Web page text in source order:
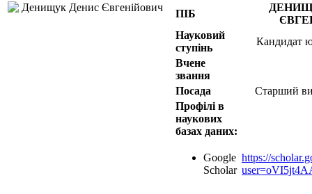
ПІБ
Науковий
ступінь
Кандидат
Вчене
звання
Посада
Старший
Профілі в
наукових
базах даних:
Google
Scholar
https://